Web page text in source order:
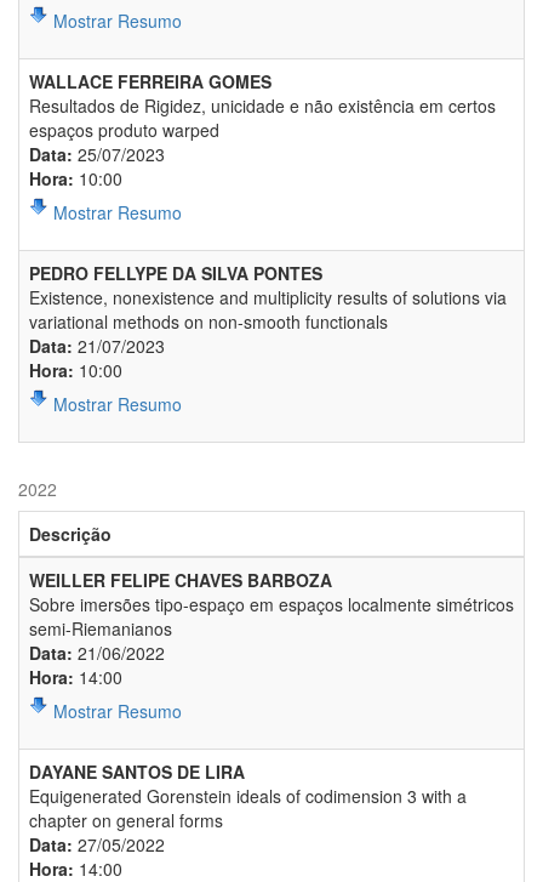
Mostrar Resumo
WALLACE FERREIRA GOMES
Resultados de Rigidez, unicidade e não existência em certos
espaços produto warped
Data: 25/07/2023
Hora: 10:00
Mostrar Resumo
PEDRO FELLYPE DA SILVA PONTES
Existence, nonexistence and multiplicity results of solutions via
variational methods on non-smooth functionals
Data: 21/07/2023
Hora: 10:00
Mostrar Resumo
2022
Descrição
WEILLER FELIPE CHAVES BARBOZA
Sobre imersões tipo-espaço em espaços localmente simétricos
semi-Riemanianos
Data: 21/06/2022
Hora: 14:00
Mostrar Resumo
DAYANE SANTOS DE LIRA
Equigenerated Gorenstein ideals of codimension 3 with a
chapter on general forms
Data: 27/05/2022
Hora: 14:00